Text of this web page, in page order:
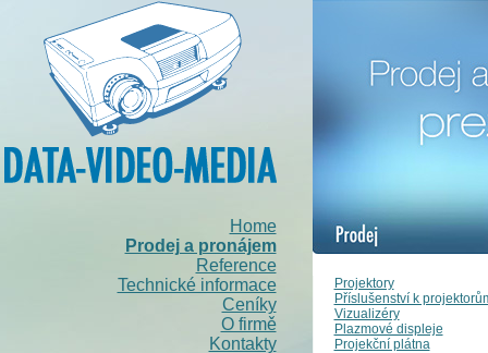
Home
Prodej a pronájem
Reference
Technické informace
Ceníky
O firmě
Kontakty
Projektory
Příslušenství k
Vizualizéry
Plazmové displeje
Projekční plátna